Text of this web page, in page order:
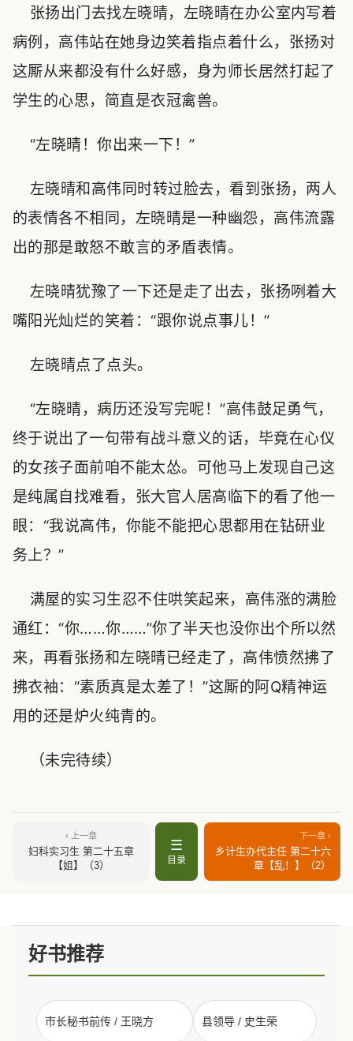
张扬出门去找左晓晴，左晓晴在办公室内写着
病例，高伟站在她身边笑着指点着什么，张扬对
这厮从来都没有什么好感，身为师长居然打起了
学生的心思，简直是衣冠禽兽。
“左晓晴！你出来一下！”
左晓晴和高伟同时转过脸去，看到张扬，两人
的表情各不相同，左晓晴是一种幽怨，高伟流露
出的那是敢怒不敢言的矛盾表情。
左晓晴犹豫了一下还是走了出去，张扬咧着大
嘴阳光灿烂的笑着：“跟你说点事儿！”
左晓晴点了点头。
“左晓晴，病历还没写完呢！”高伟鼓足勇气，
终于说出了一句带有战斗意义的话，毕竟在心仪
的女孩子面前咱不能太怂。可他马上发现自己这
是纯属自找难看，张大官人居高临下的看了他一
眼：“我说高伟，你能不能把心思都用在钻研业
务上？”
满屋的实习生忍不住哄笑起来，高伟涨的满脸
通红：“你……你……”你了半天也没你出个所以然
来，再看张扬和左晓晴已经走了，高伟愤然拂了
拂衣袖：“素质真是太差了！”这厮的阿Q精神运
用的还是炉火纯青的。
（未完待续）
‹ 上一章
妇科实习生 第二十五章
【姐】（3）
☰
目录
下一章 ›
乡计生办代主任 第二十六
章【乱！】（2）
好书推荐
市长秘书前传 / 王晓方 县领导 / 史生荣